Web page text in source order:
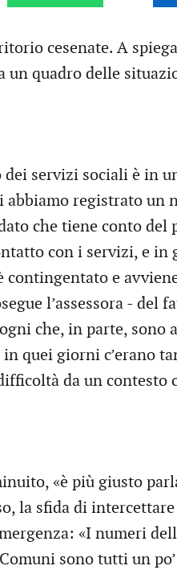
cesenate. A
un quadro delle
servizi sociali è in
abbiamo registrato un
che tiene conto del
con i servizi, e in
contingentato e
l’assessora - del
che, in parte, sono
quei giorni c’erano
da un contesto
«è più giusto
la sfida di
«I numeri
sono tutti un